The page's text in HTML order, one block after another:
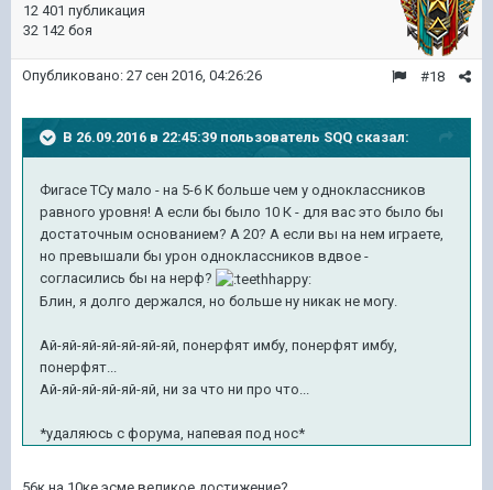
12 401 публикация
32 142 боя
#18
Опубликовано: 27 сен 2016, 04:26:26
В 26.09.2016 в 22:45:39 пользователь SQQ сказал:
Фигасе ТСу мало - на 5-6 К больше чем у одноклассников
равного уровня! А если бы было 10 К - для вас это было бы
достаточным основанием? А 20? А если вы на нем играете,
но превышали бы урон одноклассников вдвое -
согласились бы на нерф?
Блин, я долго держался, но больше ну никак не могу.
Ай-яй-яй-яй-яй-яй-яй, понерфят имбу, понерфят имбу,
понерфят...
Ай-яй-яй-яй-яй-яй, ни за что ни про что...
*удаляюсь с форума, напевая под нос*